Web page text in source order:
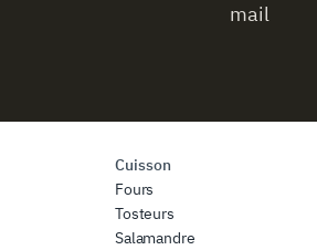
mail
Cuisson
Fours
Tosteurs
Salamandre